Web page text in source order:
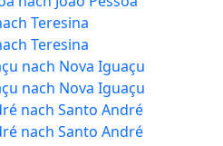
Teresina
Teresina
nach Nova Iguaçu
nach Nova Iguaçu
nach Santo André
nach Santo André